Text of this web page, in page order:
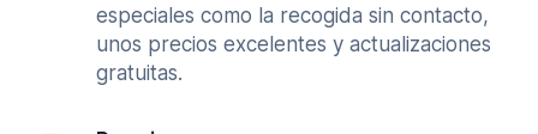
especiales como la recogida sin contacto,
unos precios excelentes y actualizaciones
gratuitas.